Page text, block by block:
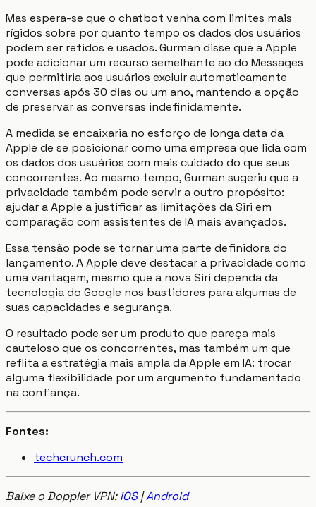
Mas espera-se que o chatbot venha com limites mais
rígidos sobre por quanto tempo os dados dos usuários
podem ser retidos e usados. Gurman disse que a Apple
pode adicionar um recurso semelhante ao do Messages
que permitiria aos usuários excluir automaticamente
conversas após 30 dias ou um ano, mantendo a opção
de preservar as conversas indefinidamente.
A medida se encaixaria no esforço de longa data da
Apple de se posicionar como uma empresa que lida com
os dados dos usuários com mais cuidado do que seus
concorrentes. Ao mesmo tempo, Gurman sugeriu que a
privacidade também pode servir a outro propósito:
ajudar a Apple a justificar as limitações da Siri em
comparação com assistentes de IA mais avançados.
Essa tensão pode se tornar uma parte definidora do
lançamento. A Apple deve destacar a privacidade como
uma vantagem, mesmo que a nova Siri dependa da
tecnologia do Google nos bastidores para algumas de
suas capacidades e segurança.
O resultado pode ser um produto que pareça mais
cauteloso que os concorrentes, mas também um que
reflita a estratégia mais ampla da Apple em IA: trocar
alguma flexibilidade por um argumento fundamentado
na confiança.
Fontes:
techcrunch.com
Baixe o Doppler VPN:iOS|Android